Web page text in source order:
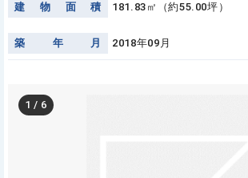
建 物 面 積 181.83㎡（約55.00坪）
築 年 月 2018年09月
1 / 6